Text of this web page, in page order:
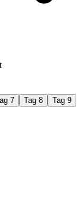
7 Tag 8
Tag 9